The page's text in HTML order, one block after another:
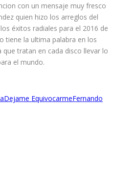
con un mensaje muy fresco
quien hizo los arreglos del
éxitos radiales para el 2016 de
tiene la ultima palabra en los
tratan en cada disco llevar lo
el mundo.
Dejame EquivocarmeFernando